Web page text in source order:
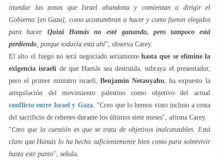
inundar las zonas que Israel abandona y comienzan a dirigir el
Gobierno [en Gaza], como acostumbran a hacer y como fueron elegidos
para hacer.Quizá Hamás no esté ganando, pero tampoco está
perdiendo , porque todavía está ahí", observa Carey.
El alto el fuego no será negociado seriamente hasta que se elimine la
exigencia israelí de que Hamás sea destruida, subraya el presentador,
pero el primer ministro israelí, Benjamín Netanyahu , ha expuesto la
aniquilación del movimiento palestino como objetivo del actual
conflicto entre Israel y Gaza. "Creo que lo hemos visto incluso a costa
del sacrificio de rehenes durante los últimos siete meses", afirma Carey.
"Creo que la cuestión es que se trata de objetivos inalcanzables. Está
claro que Hamás lo ha hecho suficientemente bien como para sobrevivir
hasta este punto", señala.